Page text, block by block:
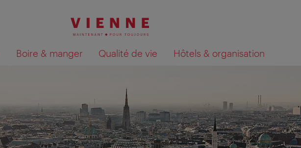
Boire & manger Qualité de vie Hôtels & organisation